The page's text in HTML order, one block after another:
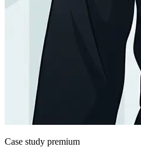
Case study premium